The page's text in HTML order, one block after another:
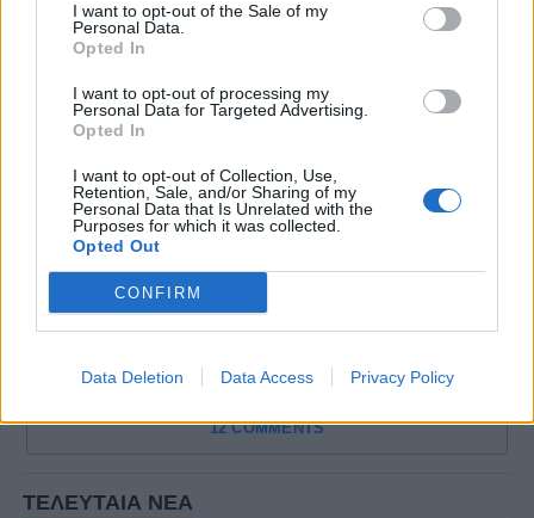
I want to opt-out of the Sale of my
Personal Data.
Opted In
I want to opt-out of processing my
Personal Data for Targeted Advertising.
Opted In
I want to opt-out of Collection, Use,
Retention, Sale, and/or Sharing of my
Personal Data that Is Unrelated with the
Purposes for which it was collected.
Opted Out
CONFIRM
Data Deletion Data Access Privacy Policy
Ο Παναιτωλικός θα πρέπει να παρουσιάσει
διαφορετική εντελώς νοοτροπία στο γήπεδο,
να πάρει τη νίκη απέναντι στον ουραγό της
βαθμολογίας και παράλληλα να υπερβεί τα
εμπόδια που ανακύπτουν με τους
τραυματισμούς.
Πολλώ δε μάλλον, όταν είναι πασιφανές πως ο
Αναστασίου επέλεξε να δώσει «ανάσες» σε
αρκετούς εκ των βασικών για το συγκεκριμένο
παιχνίδι…
12 COMMENTS
ΤΕΛΕΥΤΑΙΑ ΝΕΑ